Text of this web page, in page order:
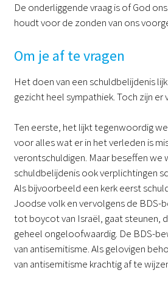
De onderliggende vraag is of God
houdt voor de zonden van ons
Om je af te vragen
Het doen van een schuldbelijdenis
gezicht heel sympathiek. Toch zijn er
Ten eerste, het lijkt tegenwoordig
voor alles wat er in het verleden is
verontschuldigen. Maar beseffen we
schuldbelijdenis ook verplichtingen
Als bijvoorbeeld een kerk eerst
Joodse volk en vervolgens de BDS-
tot boycot van Israël, gaat steunen,
geheel ongeloofwaardig. De BDS-
van antisemitisme. Als gelovigen
van antisemitisme krachtig af te